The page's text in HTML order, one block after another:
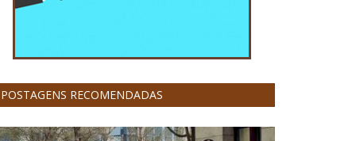
POSTAGENS RECOMENDADAS